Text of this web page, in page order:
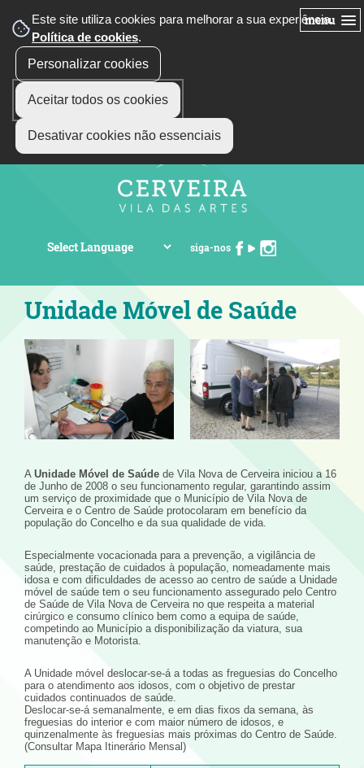
Este site utiliza cookies para melhorar a sua experiência.
Política de cookies.
Personalizar cookies
Aceitar todos os cookies
Desativar cookies não essenciais
menu
siga-nos
Unidade Móvel de Saúde
A Unidade Móvel de Saúde de Vila Nova de Cerveira iniciou a 16
de Junho de 2008 o seu funcionamento regular, garantindo assim
um serviço de proximidade que o Município de Vila Nova de
Cerveira e o Centro de Saúde protocolaram em benefício da
população do Concelho e da sua qualidade de vida.
Especialmente vocacionada para a prevenção, a vigilância de
saúde, prestação de cuidados à população, nomeadamente mais
idosa e com dificuldades de acesso ao centro de saúde a Unidade
móvel de saúde tem o seu funcionamento assegurado pelo Centro
de Saúde de Vila Nova de Cerveira no que respeita a material
cirúrgico e consumo clínico bem como a equipa de saúde,
competindo ao Município a disponibilização da viatura, sua
manutenção e Motorista.
A Unidade móvel deslocar-se-á a todas as freguesias do Concelho
para o atendimento aos idosos, com o objetivo de prestar
cuidados continuados de saúde.
Deslocar-se-á semanalmente, e em dias fixos da semana, às
freguesias do interior e com maior número de idosos, e
quinzenalmente às freguesias mais próximas do Centro de Saúde.
(Consultar Mapa Itinerário Mensal)